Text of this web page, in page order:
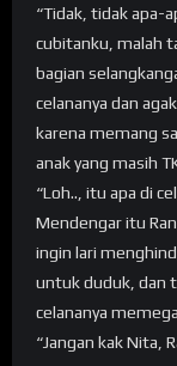
“Tidak, tidak apa-
cubitanku, malah
bagian
celananya dan
karena memang
anak yang masih
“Loh.., itu apa di
Mendengar itu
ingin lari
untuk duduk, dan
celananya
“Jangan kak Nita,